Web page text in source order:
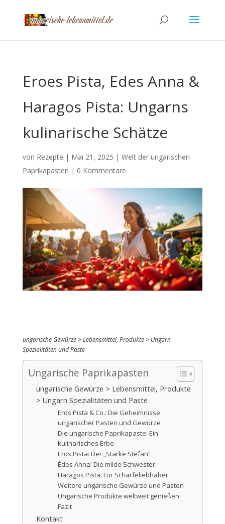
Eroes Pista, Edes Anna &
Haragos Pista: Ungarns
kulinarische Schätze
von Rezepte | Mai 21, 2025 | Welt der ungarischen
Paprikapasten | 0 Kommentare
ungarische Gewürze > Lebensmittel, Produkte > Ungarn
Spezialitäten und Paste
Ungarische Paprikapasten
ungarische Gewürze > Lebensmittel, Produkte
> Ungarn Spezialitäten und Paste
Erös Pista & Co.: Die Geheimnisse
ungarischer Pasten und Gewürze
Die ungarische Paprikapaste: Ein
kulinarisches Erbe
Erös Pista: Der „Starke Stefan“
Édes Anna: Die milde Schwester
Haragos Pista: Für Schärfeliebhaber
Weitere ungarische Gewürze und Pasten
Ungarische Produkte weltweit genießen
Fazit
Kontakt